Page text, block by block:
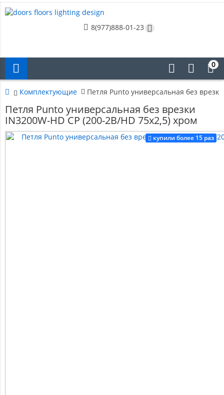
8(977)888-01-23
0
Комплектующие Петля Punto универсальная без
Петля Punto универсальная без врезки
IN3200W-HD CP (200-2B/HD 75x2,5) хром
купили более 15 раз